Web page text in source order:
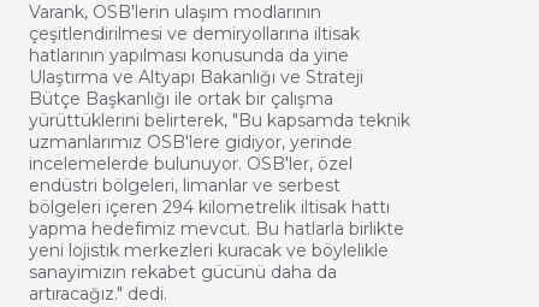
Varank, OSB'lerin ulaşım modlarının
çeşitlendirilmesi ve demiryollarına iltisak
hatlarının yapılması konusunda da yine
Ulaştırma ve Altyapı Bakanlığı ve Strateji
Bütçe Başkanlığı ile ortak bir çalışma
yürüttüklerini belirterek, "Bu kapsamda teknik
uzmanlarımız OSB'lere gidiyor, yerinde
incelemelerde bulunuyor. OSB'ler, özel
endüstri bölgeleri, limanlar ve serbest
bölgeleri içeren 294 kilometrelik iltisak hattı
yapma hedefimiz mevcut. Bu hatlarla birlikte
yeni lojistik merkezleri kuracak ve böylelikle
sanayimizin rekabet gücünü daha da
artıracağız." dedi.